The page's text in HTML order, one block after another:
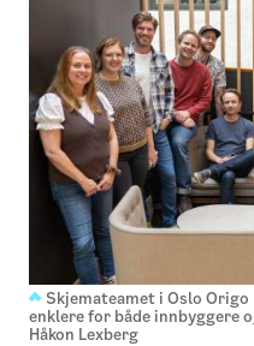
Skjemateamet i Oslo
enklere for både innbyggere
Håkon Lexberg